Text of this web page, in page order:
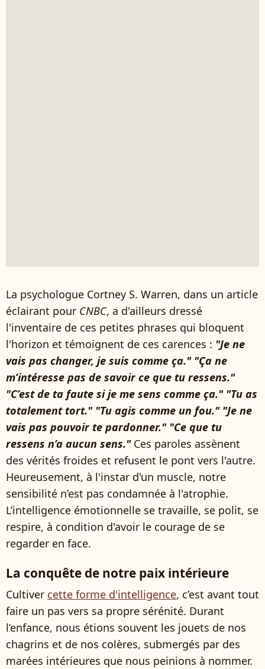
La psychologue Cortney S. Warren, dans un article
éclairant pour CNBC, a d'ailleurs dressé
l'inventaire de ces petites phrases qui bloquent
l'horizon et témoignent de ces carences : "Je ne
vais pas changer, je suis comme ça." "Ça ne
m’intéresse pas de savoir ce que tu ressens."
"C’est de ta faute si je me sens comme ça." "Tu as
totalement tort." "Tu agis comme un fou." "Je ne
vais pas pouvoir te pardonner." "Ce que tu
ressens n’a aucun sens." Ces paroles assènent
des vérités froides et refusent le pont vers l'autre.
Heureusement, à l'instar d'un muscle, notre
sensibilité n’est pas condamnée à l'atrophie.
L’intelligence émotionnelle se travaille, se polit, se
respire, à condition d'avoir le courage de se
regarder en face.
La conquête de notre paix intérieure
Cultiver cette forme d'intelligence, c’est avant tout
faire un pas vers sa propre sérénité. Durant
l’enfance, nous étions souvent les jouets de nos
chagrins et de nos colères, submergés par des
marées intérieures que nous peinions à nommer.